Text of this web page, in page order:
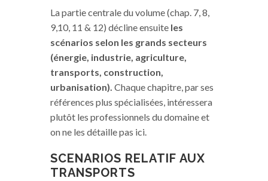
La partie centrale du volume (chap. 7, 8,
9,10, 11 & 12) décline ensuite les
scénarios selon les grands secteurs
(énergie, industrie, agriculture,
transports, construction,
urbanisation). Chaque chapitre, par ses
références plus spécialisées, intéressera
plutôt les professionnels du domaine et
on ne les détaille pas ici.
SCENARIOS RELATIF AUX
TRANSPORTS